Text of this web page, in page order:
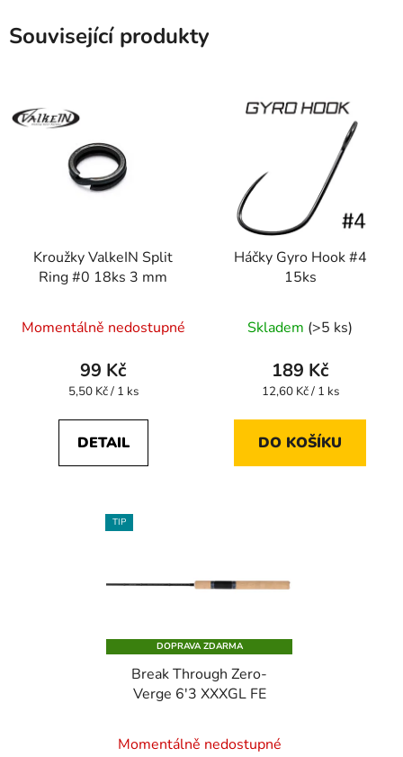
Související produkty
Kroužky ValkeIN Split
Ring #0 18ks 3 mm
Momentálně nedostupné
99 Kč
Měrná
5,50 Kč / 1 ks
DETAIL
Háčky Gyro Hook #4
15ks
Skladem (>5 ks)
189 Kč
Měrná
12,60 Kč / 1 ks
DO KOŠÍKU
TIP
DOPRAVA ZDARMA
Break Through Zero-
Verge 6'3 XXXGL FE
Momentálně nedostupné